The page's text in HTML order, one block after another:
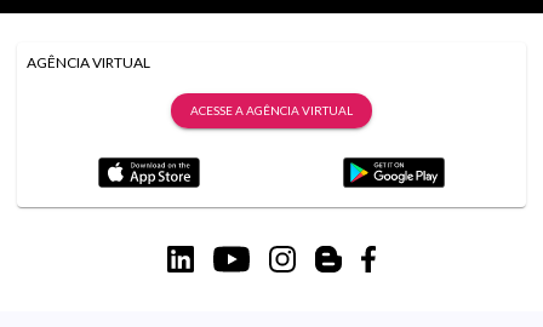
AGÊNCIA VIRTUAL
ACESSE A AGÊNCIA VIRTUAL